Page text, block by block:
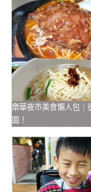
樂華夜市美食懶人包｜
圖！